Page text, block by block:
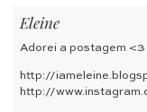
Eleine
Adorei a postagem <3
http://
http://